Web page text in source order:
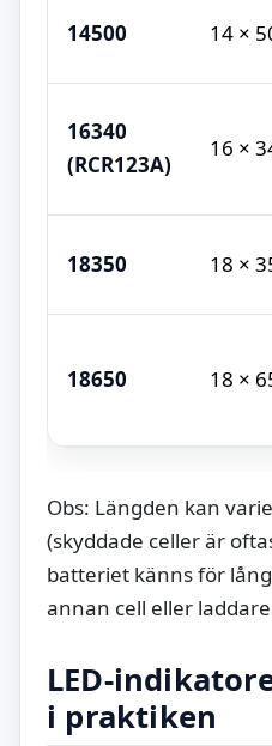
14500 14 ×
16340
(RCR123A)
16 ×
18350 18 ×
18650 18 ×
Obs: Längden kan
(skyddade celler är
batteriet känns för
annan cell eller
LED-
i praktiken